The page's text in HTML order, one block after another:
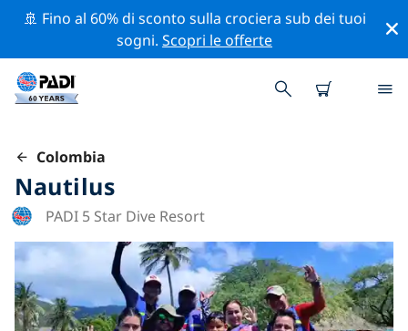
🚢 Fino al 60% di sconto sulla crociera sub dei tuoi
sogni.Scopri le offerte
Colombia
Nautilus
PADI 5 Star Dive Resort